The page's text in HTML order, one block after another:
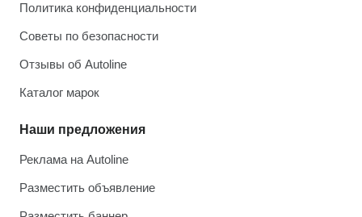
Политика конфиденциальности
Советы по безопасности
Отзывы об Autoline
Каталог марок
Наши предложения
Реклама на Autoline
Разместить объявление